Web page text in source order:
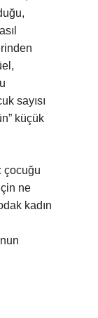
sayısı
küçük
çocuğu
ne
kadın